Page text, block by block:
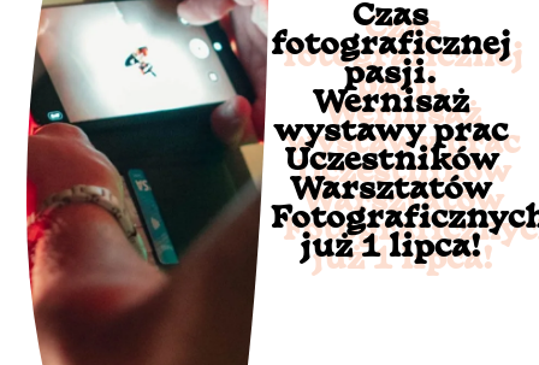
Czas
fotograficznej
pasji.
Wernisaż
wystawy prac
Uczestników
Warsztatów
już 1 lipca!